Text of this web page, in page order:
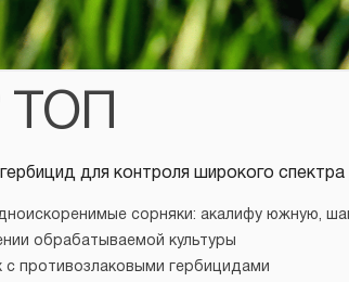
ТОП
для контроля широкого
сорняки: акалифу южную,
обрабатываемой культуры
противозлаковыми гербицидами